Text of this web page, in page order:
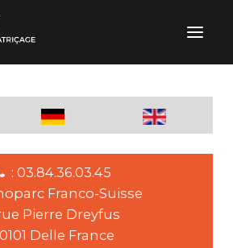
: 03.84.36.03.45
Franco-Suisse
Pierre Dreyfus
Delle France